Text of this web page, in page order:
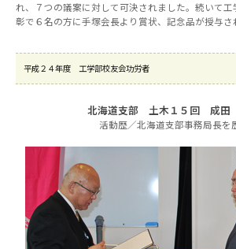
れ、７つの議案に対して可決されました。続いて工
彰で６名の方に手塚会長より賞状、記念品が授与さ
平成２４年度 工学部校友会功労者
北海道支部 土木１５回 成
活動歴／北海道支部事務局長を